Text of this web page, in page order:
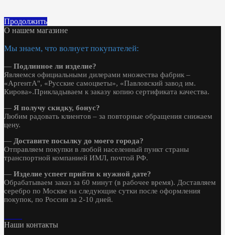
Продолжить
О нашем магазине
Мы знаем, что волнует покупателей:
— Подлинное ли изделие?
Являемся официальными дилерами множества фабрик –
«АргентА", «Русские самоцветы», «Павловский завод им.
Кирова».Прикладываем к заказу копию сертификата качества.
— Я получу скидку, бонус?
Любим радовать клиентов – за повторные обращения снижаем
цену.
— Доставите посылку до моего города?
Отправляем покупки в любой населенный пункт страны
транспортной компанией ИМЛ, почтой РФ.
— Изделие успеет прийти к нужной дате?
Обрабатываем заказ за 60 минут (в рабочее время). Доставляем
серебро по Москве на следующие сутки после оформления
покупок, по России за 2-10 дней.
Наши контакты